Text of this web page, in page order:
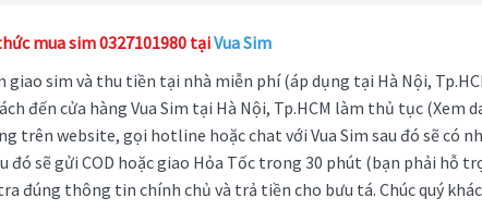
mua sim 0327101980 tạiVua Sim
giao sim và thu tiền tại nhà miễn phí (áp dụng tại Hà Nội,
đến cửa hàng Vua Sim tại Hà Nội, Tp.HCM làm thủ tục (Xem
trên website, gọi hotline hoặc chat với Vua Sim sau đó sẽ có
đó sẽ gửi COD hoặc giao Hỏa Tốc trong 30 phút (bạn phải hỗ
đúng thông tin chính chủ và trả tiền cho bưu tá. Chúc quý